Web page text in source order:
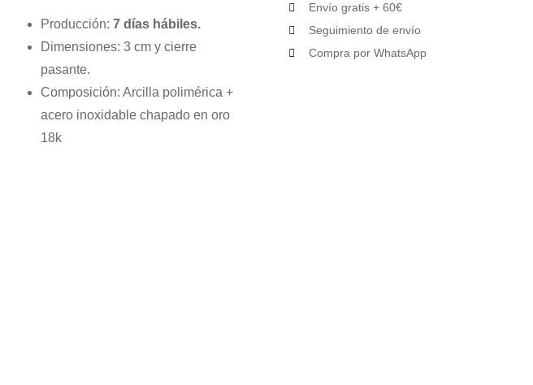
Producción: 7 días hábiles.
Dimensiones: 3 cm y cierre
pasante.
Composición: Arcilla polimérica +
acero inoxidable chapado en oro
18k
Envío gratis + 60€
Seguimiento de envío
Compra por WhatsApp